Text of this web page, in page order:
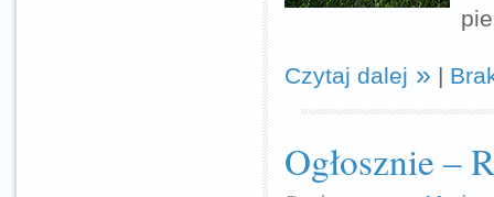
Czytaj dalej |
Ogłosznie –